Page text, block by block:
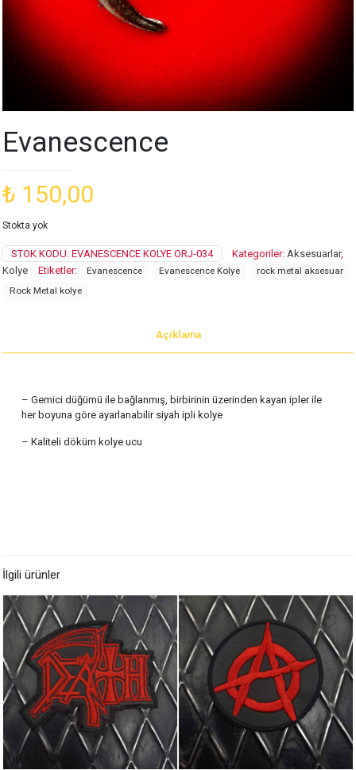
Evanescence
₺ 150,00
Stokta yok
STOK KODU: EVANESCENCE KOLYE ORJ-034 Kategoriler: Aksesuarlar,
Kolye
Etiketler: Evanescence Evanescence Kolye
rock metal aksesuar
Rock Metal kolye
Açıklama
– Gemici düğümü ile bağlanmış, birbirinin üzerinden kayan ipler ile
her boyuna göre ayarlanabilir siyah ipli kolye
– Kaliteli döküm kolye ucu
İlgili ürünler